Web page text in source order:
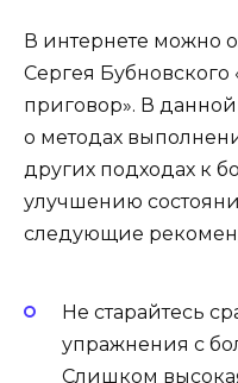
В интернете можно
Сергея Бубновского
приговор». В данной
о методах
других подходах к
улучшению
следующие
Не старайтесь
упражнения с
Слишком